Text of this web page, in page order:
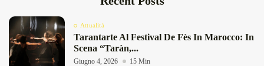
Attualità
Tarantarte Al Festival De Fès In Marocco: In
Scena “Taràn,...
Giugno 4, 2026 15 Min